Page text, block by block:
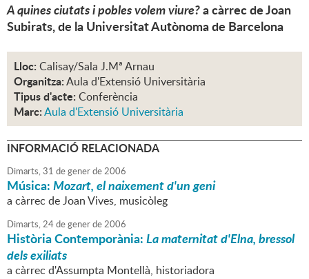
A quines ciutats i pobles volem viure?a càrrec de Joan
Subirats, de la Universitat Autònoma de Barcelona
Lloc: Calisay/Sala J.Mª Arnau
Organitza:Aula d'Extensió Universitària
Tipus d'acte: Conferència
Marc:Aula d'Extensió Universitària
INFORMACIÓ RELACIONADA
Dimarts,31 degenerde2006
Música:Mozart, el naixement d'un geni
a càrrec de Joan Vives, musicòleg
Dimarts,24degenerde2006
Història Contemporània:La maternitat d'Elna, bressol
dels exiliats
a càrrec d'Assumpta Montellà, historiadora